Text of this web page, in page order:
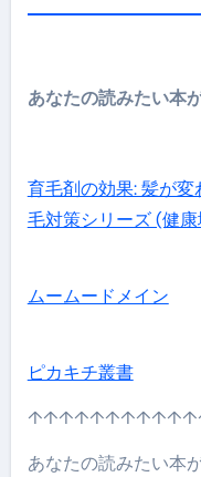
あなたの読みたい本
育毛剤の効果: 髪が
毛対策シリーズ (健
ムームードメイン
ピカキチ叢書
あなたの読みたい本